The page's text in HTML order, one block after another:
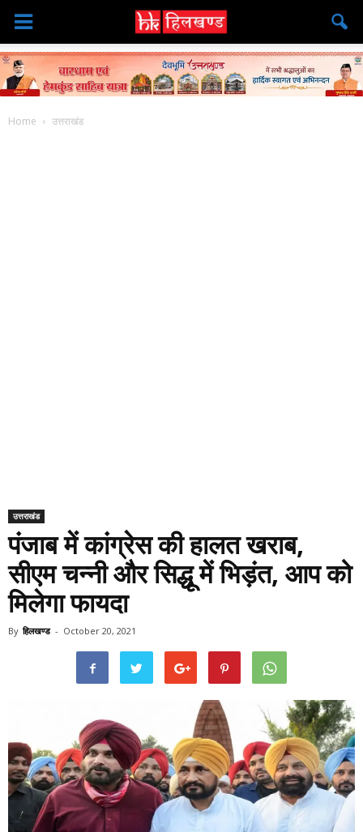
Home उत्तराखंड
उत्तराखंड
पंजाब में कांग्रेस की हालत खराब,
सीएम चन्नी और सिद्धू में भिड़ंत, आप को
मिलेगा फायदा
By हिलखण्ड - October 20, 2021